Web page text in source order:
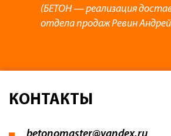
(БЕТОН — реализация
отдела продаж Ревин
КОНТАКТЫ